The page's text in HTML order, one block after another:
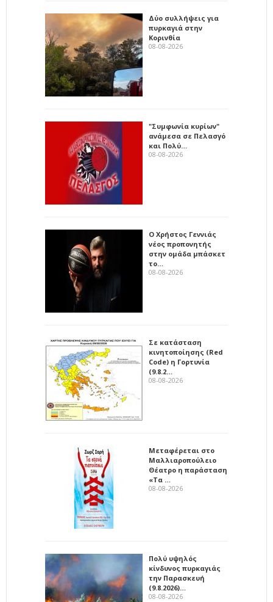
Δύο συλλήψεις για
πυρκαγιά στην
Κορινθία
08-08-2026
"Συμφωνία κυρίων"
ανάμεσα σε Πελασγό
και Πολύ…
08-08-2026
Ο Χρήστος Γεννιάς
νέος προπονητής
στην ομάδα μπάσκετ
το…
08-08-2026
Σε κατάσταση
κινητοποίησης (Red
Code) η Γορτυνία
(9.8.2…
08-08-2026
Μεταφέρεται στο
Μαλλιαροπούλειο
Θέατρο η παράσταση
«Τα …
08-08-2026
Πολύ υψηλός
κίνδυνος πυρκαγιάς
την Παρασκευή
(9.8.2026)…
08-08-2026